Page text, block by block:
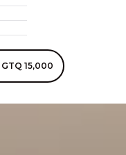
GTQ 15,000